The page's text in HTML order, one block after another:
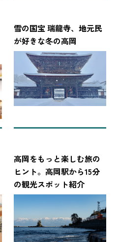
雪の国宝 瑞龍寺、地元民
が好きな冬の高岡
高岡をもっと楽しむ旅の
ヒント。高岡駅から15分
の観光スポット紹介